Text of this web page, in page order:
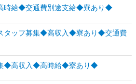
時給◆交通費別途支給◆寮あり◆
タッフ募集◆高収入◆寮あり◆交通費
◆高収入◆高時給◆寮あり◆